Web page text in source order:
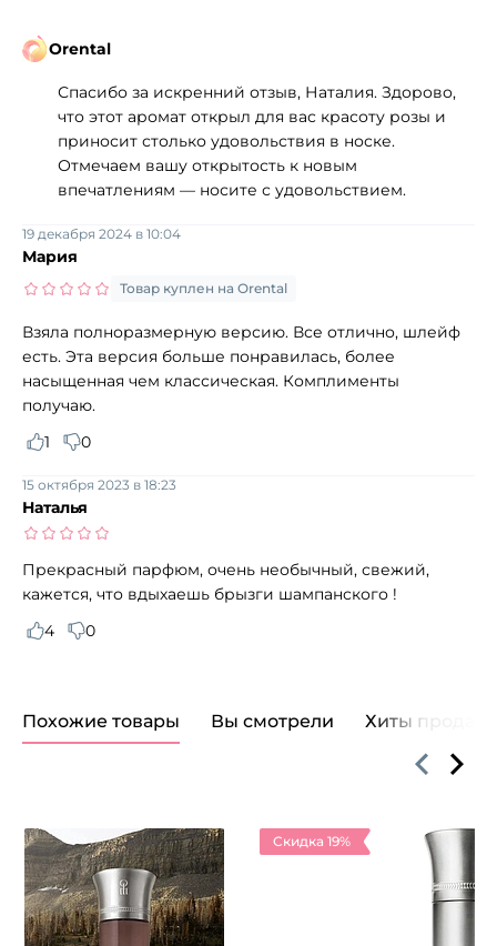
Orental
Спасибо за искренний отзыв, Наталия. Здорово,
что этот аромат открыл для вас красоту розы и
приносит столько удовольствия в носке.
Отмечаем вашу открытость к новым
впечатлениям — носите с удовольствием.
Мария
19 декабря 2024 в 10:04
Товар куплен на Orental
Взяла полноразмерную версию. Все отлично, шлейф
есть. Эта версия больше понравилась, более
насыщенная чем классическая. Комплименты
получаю.
1
0
Наталья
15 октября 2023 в 18:23
Прекрасный парфюм, очень необычный, свежий,
кажется, что вдыхаешь брызги шампанского !
4
0
Похожие товары Вы смотрели Хиты продаж
Скидка 19%